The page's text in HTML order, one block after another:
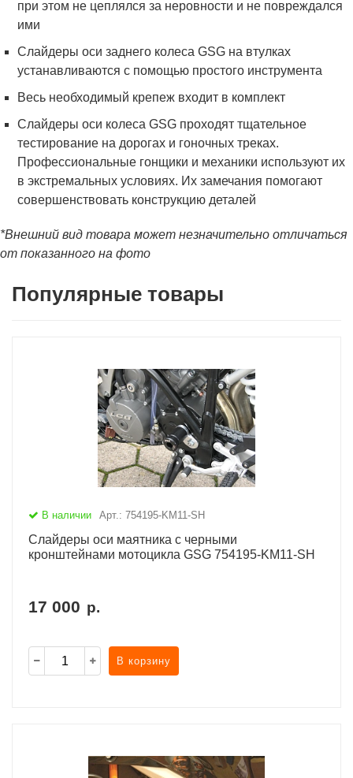
при этом не цеплялся за неровности и не повреждался
ими
Слайдеры оси заднего колеса GSG на втулках
устанавливаются с помощью простого инструмента
Весь необходимый крепеж входит в комплект
Слайдеры оси колеса GSG проходят тщательное
тестирование на дорогах и гоночных треках.
Профессиональные гонщики и механики используют их
в экстремальных условиях. Их замечания помогают
совершенствовать конструкцию деталей
*Внешний вид товара может незначительно отличаться
от показанного на фото
Популярные товары
В наличии Арт.: 754195-KM11-SH
Слайдеры оси маятника с черными
кронштейнами мотоцикла GSG 754195-KM11-SH
17 000 р.
В корзину